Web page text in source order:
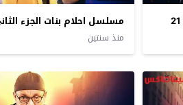
مسلسل احلام بنات الجزء
منذ سنتين